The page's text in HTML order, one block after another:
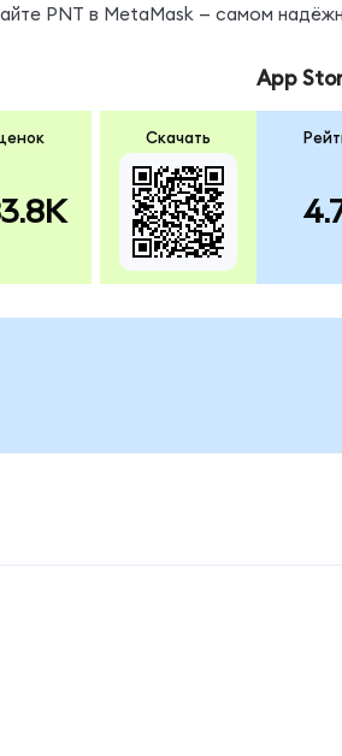
PNT в MetaMask — самом
Скачать
App